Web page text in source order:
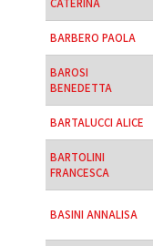
CATERINA
BARBERO PAOLA
BAROSI
BENEDETTA
BARTALUCCI ALICE
BARTOLINI
FRANCESCA
BASINI ANNALISA